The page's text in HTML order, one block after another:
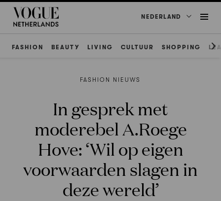
NEDERLAND
FASHION BEAUTY LIVING CULTUUR SHOPPING
FASHION NIEUWS
In gesprek met
moderebel A.Roege
Hove: ‘Wil op eigen
voorwaarden slagen in
deze wereld’